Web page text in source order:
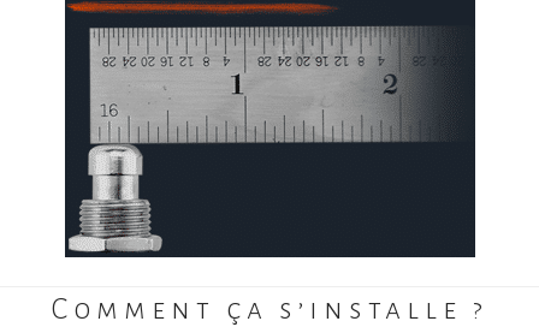
Comment ça s’installe ?